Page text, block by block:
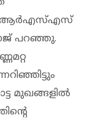
ആര്‍എസ്എസ്
പറഞ്ഞു.
മുഖങ്ങളില്‍